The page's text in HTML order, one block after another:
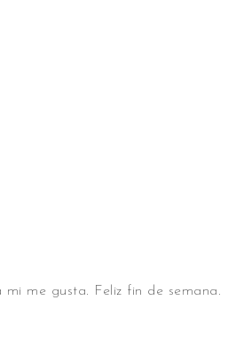
me gusta. Feliz fin de semana.